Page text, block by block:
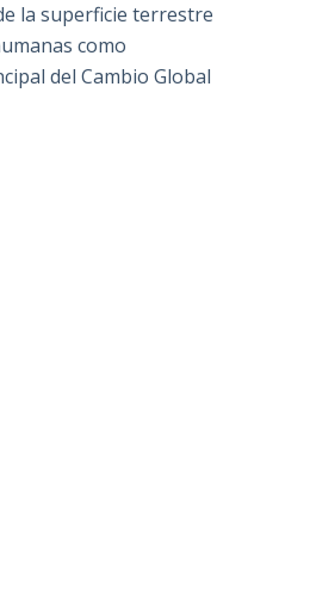
la superficie terrestre
como
del Cambio Global